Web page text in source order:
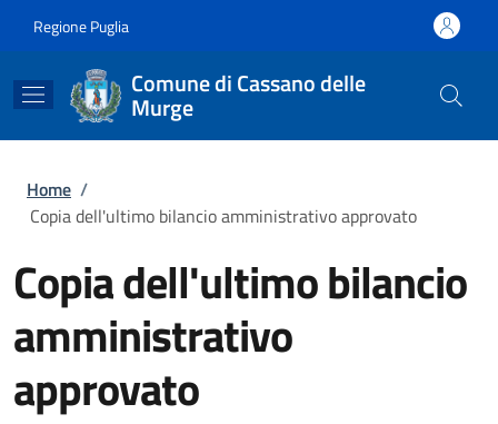
Regione Puglia
Comune di Cassano delle
Murge
Briciole di pane
Home /
Copia dell'ultimo bilancio amministrativo approvato
Copia dell'ultimo bilancio
amministrativo
approvato